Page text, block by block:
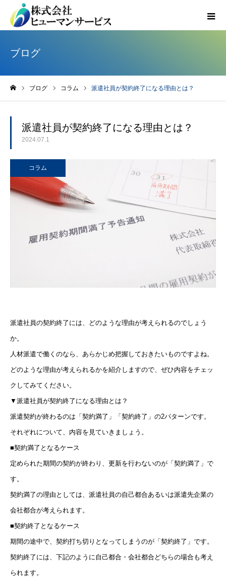
ブログ
ブログ コラム 派遣社員が契約終了になる理由とは？
派遣社員が契約終了になる理由とは？
2024.07.1
コラム
派遣社員の契約終了には、どのような理由が考えられるのでしょう
か。
人材派遣で働くのなら、あらかじめ把握しておきたいものですよね。
どのような理由が考えられるかを紹介しますので、ぜひ内容をチェッ
クしてみてください。
▼派遣社員が契約終了になる理由とは？
派遣契約が終わるのは「契約満了」「契約終了」の2パターンです。
それぞれについて、内容を見ていきましょう。
■契約満了となるケース
定められた期間の契約が終わり、更新を行わないのが「契約満了」で
す。
契約満了の理由としては、派遣社員の自己都合あるいは派遣先企業の
会社都合が考えられます。
■契約終了となるケース
期間の途中で、契約打ち切りとなってしまうのが「契約終了」です。
契約終了には、下記のように自己都合・会社都合どちらの場合も考え
られます。